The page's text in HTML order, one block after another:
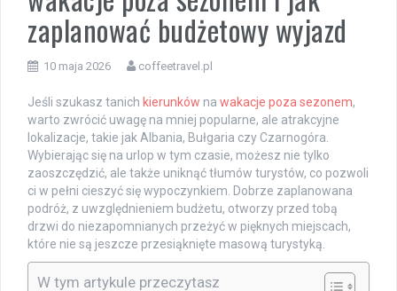
zaplanować budżetowy wyjazd
10 maja 2026 coffeetravel.pl
Jeśli szukasz tanich kierunków na wakacje poza sezonem,
warto zwrócić uwagę na mniej popularne, ale atrakcyjne
lokalizacje, takie jak Albania, Bułgaria czy Czarnogóra.
Wybierając się na urlop w tym czasie, możesz nie tylko
zaoszczędzić, ale także uniknąć tłumów turystów, co pozwoli
ci w pełni cieszyć się wypoczynkiem. Dobrze zaplanowana
podróż, z uwzględnieniem budżetu, otworzy przed tobą
drzwi do niezapomnianych przeżyć w pięknych miejscach,
które nie są jeszcze przesiąknięte masową turystyką.
W tym artykule przeczytasz